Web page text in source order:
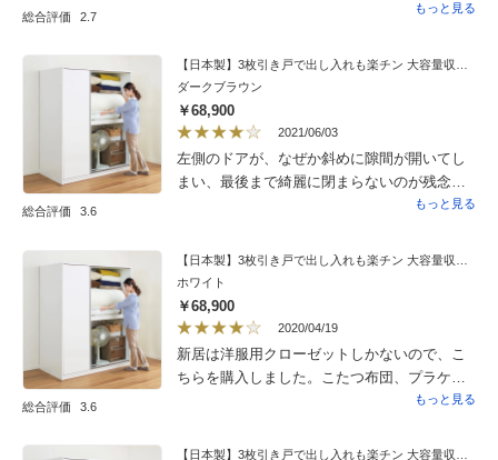
総合評価 2.7
す。ただ、説明書がわかりにくい、ポールの
と女性だけで造るのは大変です。特に棚を横
たえた状態から立てる時！かなり重いので要
注意です。造るのさえ頑張れば沢山収納でき
て便利です。
もっと見る
総合評価 3.6
ダークブラウン
￥68,900
2021/06/03
左側のドアが、なぜか斜めに隙間が開いてし
まい、最後まで綺麗に閉まらないのが残念で
もっと見る
総合評価 3.6
ホワイト
￥68,900
2020/04/19
新居は洋服用クローゼットしかないので、こ
ちらを購入しました。こたつ布団、プラケー
スなどの大きなもの、部屋に出しっぱなし
すっきりしました。壁と同じホワイトを購入
もっと見る